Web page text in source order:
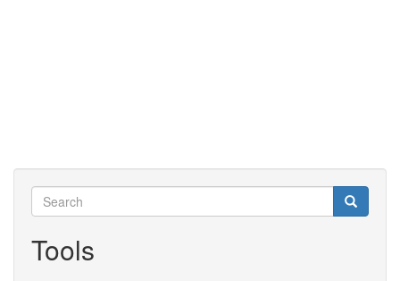
Search
Search Search
Tools